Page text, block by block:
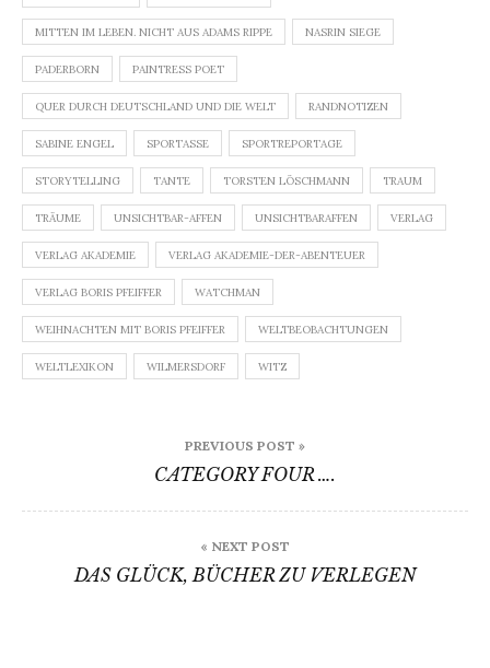
MITTEN IM LEBEN. NICHT AUS ADAMS RIPPE NASRIN SIEGE
PADERBORN PAINTRESS POET
QUER DURCH DEUTSCHLAND UND DIE WELT RANDNOTIZEN
SABINE ENGEL SPORTASSE SPORTREPORTAGE
STORYTELLING TANTE TORSTEN LÖSCHMANN TRAUM
TRÄUME UNSICHTBAR-AFFEN UNSICHTBARAFFEN VERLAG
VERLAG AKADEMIE VERLAG AKADEMIE-DER-ABENTEUER
VERLAG BORIS PFEIFFER WATCHMAN
WEIHNACHTEN MIT BORIS PFEIFFER WELTBEOBACHTUNGEN
WELTLEXIKON WILMERSDORF WITZ
PREVIOUS POST »
CATEGORY FOUR ….
« NEXT POST
DAS GLÜCK, BÜCHER ZU VERLEGEN